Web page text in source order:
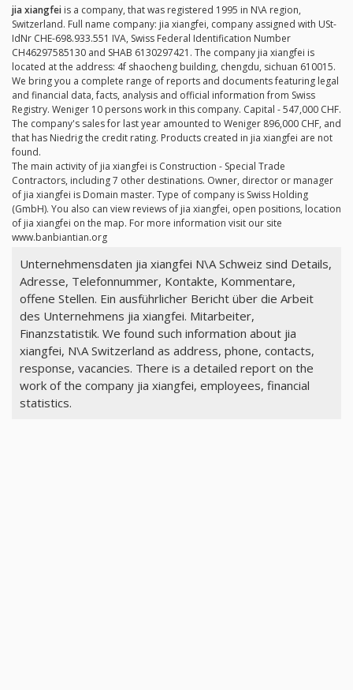
jia xiangfei is a company, that was registered 1995 in N\A region,
Switzerland. Full name company: jia xiangfei, company assigned with USt-
IdNr CHE-698.933.551 IVA, Swiss Federal Identification Number
CH46297585130 and SHAB 6130297421. The company jia xiangfei is
located at the address: 4f shaocheng building, chengdu, sichuan 610015.
We bring you a complete range of reports and documents featuring legal
and financial data, facts, analysis and official information from Swiss
Registry. Weniger 10 persons work in this company. Capital - 547,000 CHF.
The company's sales for last year amounted to Weniger 896,000 CHF, and
that has Niedrig the credit rating. Products created in jia xiangfei are not
found.
The main activity of jia xiangfei is Construction - Special Trade
Contractors, including 7 other destinations. Owner, director or manager
of jia xiangfei is Domain master. Type of company is Swiss Holding
(GmbH). You also can view reviews of jia xiangfei, open positions, location
of jia xiangfei on the map. For more information visit our site
www.banbiantian.org
Unternehmensdaten jia xiangfei N\A Schweiz sind Details,
Adresse, Telefonnummer, Kontakte, Kommentare,
offene Stellen. Ein ausführlicher Bericht über die Arbeit
des Unternehmens jia xiangfei. Mitarbeiter,
Finanzstatistik. We found such information about jia
xiangfei, N\A Switzerland as address, phone, contacts,
response, vacancies. There is a detailed report on the
work of the company jia xiangfei, employees, financial
statistics.